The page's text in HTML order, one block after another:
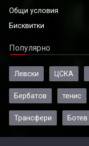
Общи условия
Бисквитки
Популярно
Левски ЦСКА
Бербатов тенис
Трансфери Ботев